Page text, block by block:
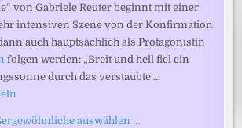
von Gabriele Reuter beginnt mit einer
intensiven Szene von der Konfirmation
auch hauptsächlich als Protagonistin
folgen werden: „Breit und hell fiel ein
durch das verstaubte …
auswählen …